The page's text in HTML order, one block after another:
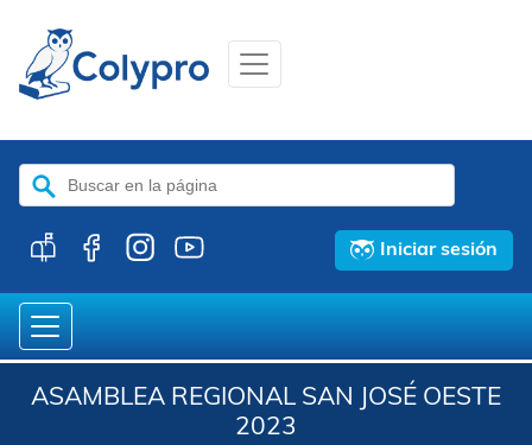
Buscar:
Iniciar sesión
ASAMBLEA REGIONAL SAN JOSÉ OESTE
2023